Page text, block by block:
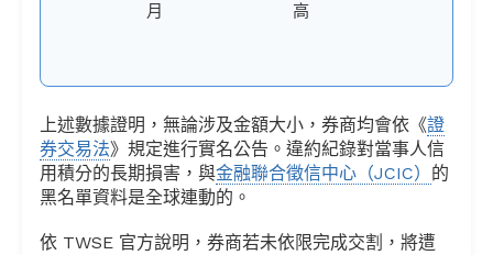
月
高
上述數據證明，無論涉及金額大小，券商均會依《證
券交易法》規定進行實名公告。違約紀錄對當事人信
用積分的長期損害，與金融聯合徵信中心（JCIC） 的
黑名單資料是全球連動的。
依 TWSE 官方說明，券商若未依限完成交割，將遭